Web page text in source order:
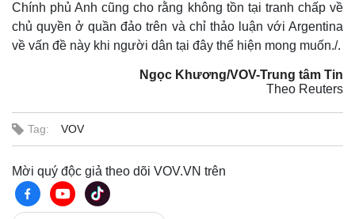
Chính phủ Anh cũng cho rằng không tồn tại tranh chấp về
chủ quyền ở quần đảo trên và chỉ thảo luận với Argentina
về vấn đề này khi người dân tại đây thể hiện mong muốn./.
Ngọc Khương/VOV-Trung tâm Tin
Theo Reuters
Tag: VOV
Mời quý độc giả theo dõi VOV.VN trên